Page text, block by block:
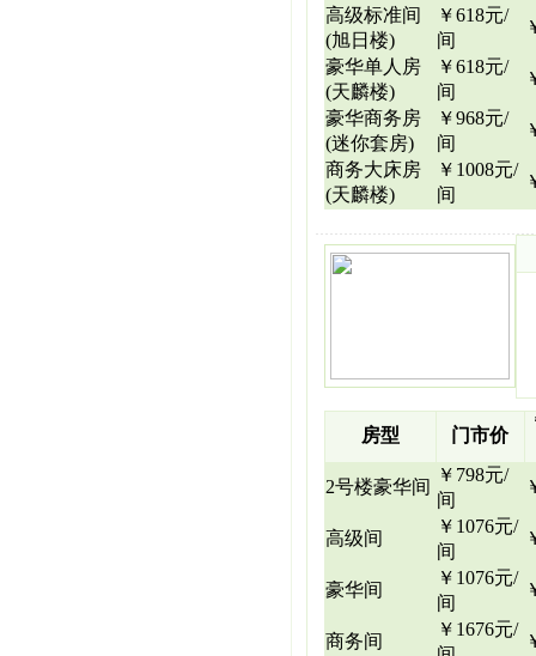
高级标准间
(旭日楼)
￥618元/
间
豪华单人房
(天麟楼)
￥618元/
间
豪华商务房
(迷你套房)
￥968元/
间
商务大床房
(天麟楼)
￥1008元/
间
房型 门市价
2号楼豪华间
￥798元/
间
高级间
￥1076元/
间
豪华间
￥1076元/
间
商务间
￥1676元/